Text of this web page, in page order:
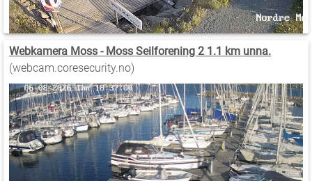
Webkamera Moss - Moss Seilforening 2 1.1 km unna.
(webcam.coresecurity.no)